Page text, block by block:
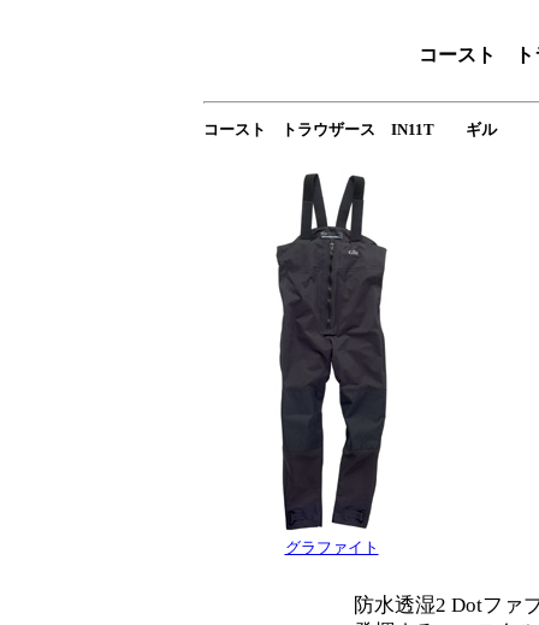
コースト
コースト トラウザース IN11T ギル
グラファイト
防水透湿2 Dotファ